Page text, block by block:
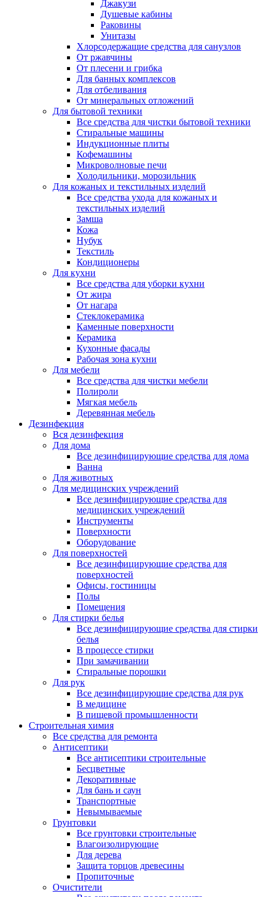
Джакузи
Душевые кабины
Раковины
Унитазы
Хлорсодержащие средства для санузлов
От ржавчины
От плесени и грибка
Для банных комплексов
Для отбеливания
От минеральных отложений
Для бытовой техники
Все средства для чистки бытовой техники
Стиральные машины
Индукционные плиты
Кофемашины
Микроволновые печи
Холодильники, морозильник
Для кожаных и текстильных изделий
Все средства ухода для кожаных и
текстильных изделий
Замша
Кожа
Нубук
Текстиль
Кондиционеры
Для кухни
Все средства для уборки кухни
От жира
От нагара
Стеклокерамика
Каменные поверхности
Керамика
Кухонные фасады
Рабочая зона кухни
Для мебели
Все средства для чистки мебели
Полироли
Мягкая мебель
Деревянная мебель
Дезинфекция
Вся дезинфекция
Для дома
Все дезинфицирующие средства для дома
Ванна
Для животных
Для медицинских учреждений
Все дезинфицирующие средства для
медицинских учреждений
Инструменты
Поверхности
Оборудование
Для поверхностей
Все дезинфицирующие средства для
поверхностей
Офисы, гостиницы
Полы
Помещения
Для стирки белья
Все дезинфицирующие средства для стирки
белья
В процессе стирки
При замачивании
Стиральные порошки
Для рук
Все дезинфицирующие средства для рук
В медицине
В пищевой промышленности
Строительная химия
Все средства для ремонта
Антисептики
Все антисептики строительные
Бесцветные
Декоративные
Для бань и саун
Транспортные
Невымываемые
Грунтовки
Все грунтовки строительные
Влагоизолирующие
Для дерева
Защита торцов древесины
Пропиточные
Очистители